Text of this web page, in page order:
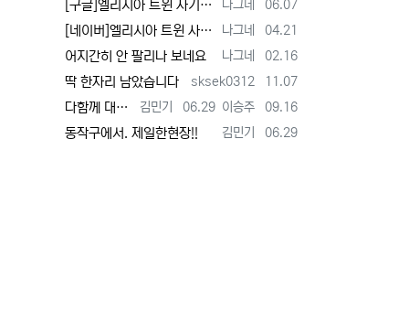
등록자
나그네 등록일
06.07
[구글]엘리시아 트윈 사기 - 검색
등록자
나그네 등록일
04.21
[네이버]엘리시아 트윈 사기 - 검색
등록자
나그네 등록일
02.16
어지간히 안 팔리나 보네요
등록자
sksek0312 등록일
11.07
딱 한자리 남았습니다
등록자
이승주 등록일
09.16
등록자
김민기 등록일
06.29
다함께 대박납니다.
등록자
김민기 등록일
06.29
동작구에서. 제일한현장!!